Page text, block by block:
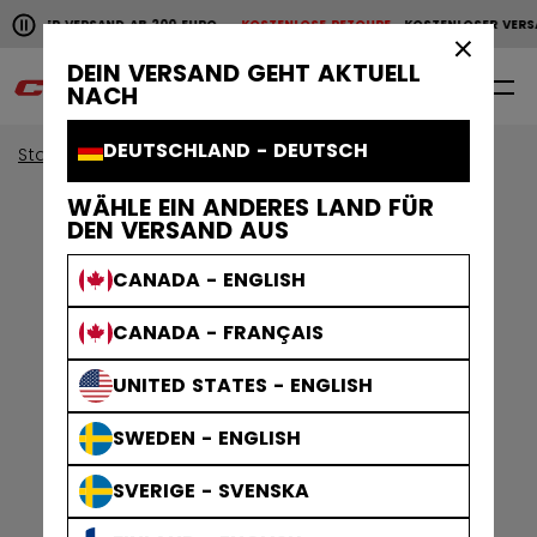
DEIN VERSAND GEHT AKTUELL
NACH
DEUTSCHLAND - DEUTSCH
WÄHLE EIN ANDERES LAND FÜR
DEN VERSAND AUS
CANADA - ENGLISH
CANADA - FRANÇAIS
UNITED STATES - ENGLISH
SWEDEN - ENGLISH
SVERIGE - SVENSKA
Horizontale Bildlaufanimation anhalten.
VERSAND AB 200 EUROKOSTENLOSE RETOURE KOSTENLOSER
KOSTENLOSER VERSAND AB 200 EURO KOSTENLOSE
0
Start Zubehör Eishockey Taschen